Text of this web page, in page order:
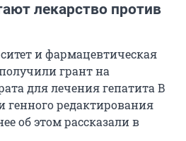
лекарство против
и фармацевтическая
грант на
для лечения гепатита В
генного редактирования
об этом рассказали в